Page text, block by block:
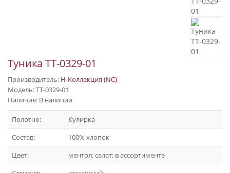
Туника ТТ-0329-01
Производитель: Н-Коллекция (NC)
Модель: ТТ-0329-01
Наличие: В наличии
Полотно:
Кулирка
Состав:
100% хлопок
Цвет:
ментол; салат; в ассортименте